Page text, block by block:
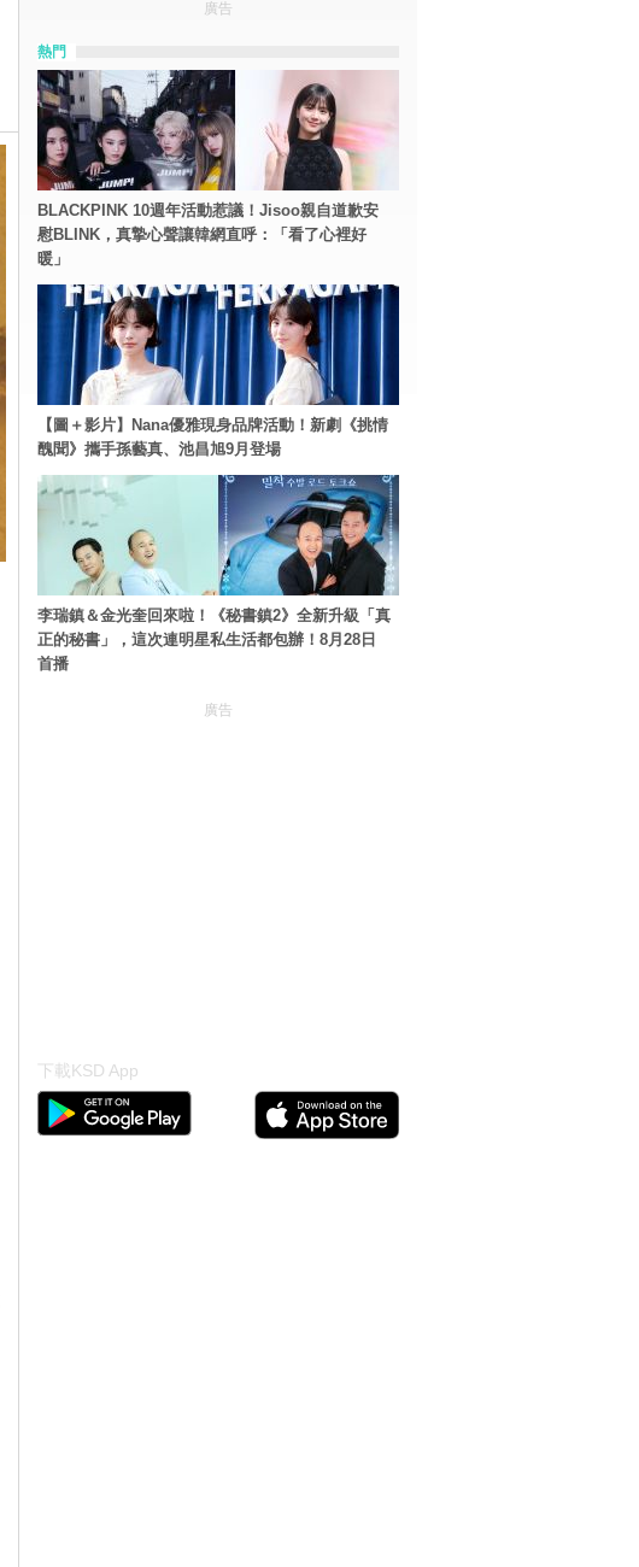
廣告
熱門
BLACKPINK 10週年活動惹議！Jisoo親自道歉安
慰BLINK，真摯心聲讓韓網直呼：「看了心裡好
暖」
【圖＋影片】Nana優雅現身品牌活動！新劇《挑情
醜聞》攜手孫藝真、池昌旭9月登場
李瑞鎮＆金光奎回來啦！《秘書鎮2》全新升級「真
正的秘書」，這次連明星私生活都包辦！8月28日
首播
廣告
下載KSD App